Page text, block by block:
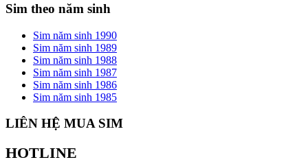
Sim theo năm sinh
Sim năm sinh 1990
Sim năm sinh 1989
Sim năm sinh 1988
Sim năm sinh 1987
Sim năm sinh 1986
Sim năm sinh 1985
LIÊN HỆ MUA SIM
HOTLINE